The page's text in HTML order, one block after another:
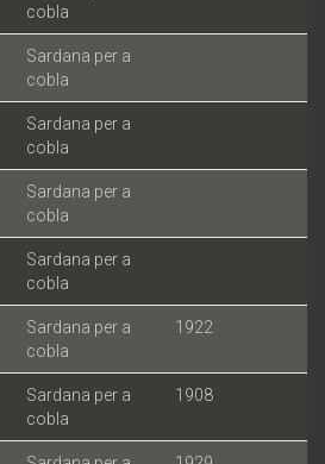
cobla
Sardana per a
cobla
Sardana per a
cobla
Sardana per a
cobla
Sardana per a
cobla
Sardana per a
cobla
1922
Sardana per a
cobla
1908